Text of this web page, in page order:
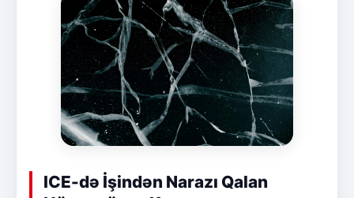
ICE-də İşindən Narazı Qalan